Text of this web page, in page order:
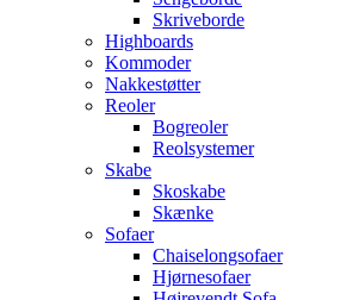
Skriveborde
Highboards
Kommoder
Nakkestøtter
Reoler
Bogreoler
Reolsystemer
Skabe
Skoskabe
Skænke
Sofaer
Chaiselongsofaer
Hjørnesofaer